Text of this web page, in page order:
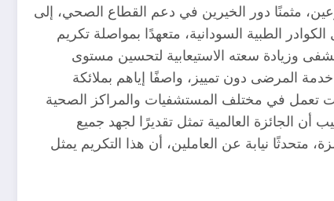
مثمنًا دور الخيرين في دعم القطاع الصحي، إلى
الطبية السودانية، متعهدًا بمواصلة تكريم
وزيادة سعته الاستيعابية لتحسين مستوى
المرضى دون تمييز، واصفًا إياهم بملائكة
تعمل في مختلف المستشفيات والمراكز الصحية
الجائزة العالمية تمثل تقديرًا لجهد جميع
متحدثًا نيابة عن العاملين، أن هذا التكريم يمثل